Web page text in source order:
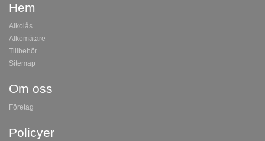
Hem
Alkolås
Alkomätare
Tillbehör
Sitemap
Om oss
Företag
Policyer